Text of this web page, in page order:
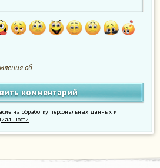
об
на обработку персональных данных и
.